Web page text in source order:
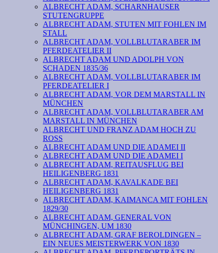
ALBRECHT ADAM, SCHARNHAUSER
STUTENGRUPPE
ALBRECHT ADAM, STUTEN MIT FOHLEN IM
STALL
ALBRECHT ADAM, VOLLBLUTARABER IM
PFERDEATELIER II
ALBRECHT ADAM UND ADOLPH VON
SCHADEN 1835/36
ALBRECHT ADAM, VOLLBLUTARABER IM
PFERDEATELIER I
ALBRECHT ADAM, VOR DEM MARSTALL IN
MÜNCHEN
ALBRECHT ADAM, VOLLBLUTARABER AM
MARSTALL IN MÜNCHEN
ALBRECHT UND FRANZ ADAM HOCH ZU
ROSS
ALBRECHT ADAM UND DIE ADAMEI II
ALBRECHT ADAM UND DIE ADAMEI I
ALBRECHT ADAM, REITAUSFLUG BEI
HEILIGENBERG 1831
ALBRECHT ADAM, KAVALKADE BEI
HEILIGENBERG 1831
ALBRECHT ADAM, KAIMANCA MIT FOHLEN
1829/30
ALBRECHT ADAM, GENERAL VON
MÜNCHINGEN, UM 1830
ALBRECHT ADAM, GRAF BEROLDINGEN –
EIN NEUES MEISTERWERK VON 1830